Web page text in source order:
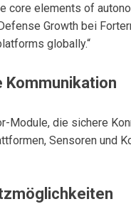
core elements of
Growth bei
globally.“
Kommunikation
Module, die sichere
Sensoren und